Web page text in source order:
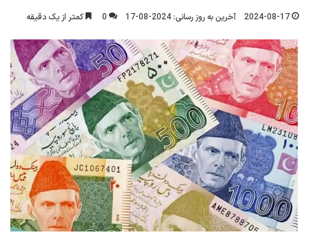
2024-08-17 آخرین به روز رسانی: 2024-08-17 0 کمتر از یک دقیقه